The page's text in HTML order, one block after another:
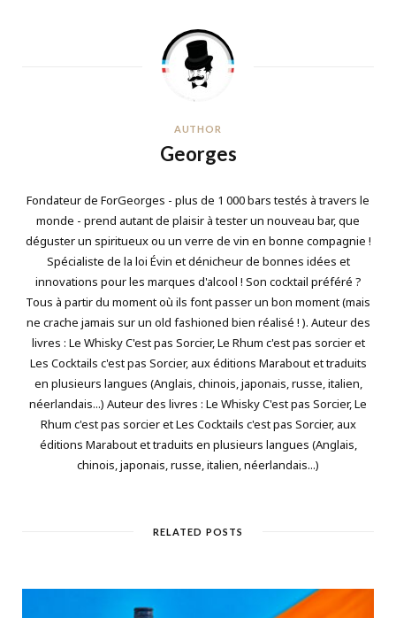
AUTHOR
Georges
Fondateur de ForGeorges - plus de 1 000 bars testés à travers le
monde - prend autant de plaisir à tester un nouveau bar, que
déguster un spiritueux ou un verre de vin en bonne compagnie !
Spécialiste de la loi Évin et dénicheur de bonnes idées et
innovations pour les marques d'alcool ! Son cocktail préféré ?
Tous à partir du moment où ils font passer un bon moment (mais
ne crache jamais sur un old fashioned bien réalisé ! ). Auteur des
livres : Le Whisky C'est pas Sorcier, Le Rhum c'est pas sorcier et
Les Cocktails c'est pas Sorcier, aux éditions Marabout et traduits
en plusieurs langues (Anglais, chinois, japonais, russe, italien,
néerlandais...) Auteur des livres : Le Whisky C'est pas Sorcier, Le
Rhum c'est pas sorcier et Les Cocktails c'est pas Sorcier, aux
éditions Marabout et traduits en plusieurs langues (Anglais,
chinois, japonais, russe, italien, néerlandais...)
RELATED POSTS